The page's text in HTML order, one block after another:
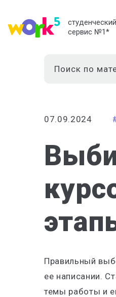
студенческий
сервис №1*
07.09.2024
Правильный
ее написании.
темы работы и